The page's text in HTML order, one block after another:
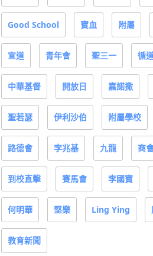
Good School 寶血 附屬
宣道 青年會 聖三一 循
中華基督 開放日 嘉諾撒
聖若瑟 伊利沙伯 附屬學校
路德會 李兆基 九龍 商
到校直擊 賽馬會 李國寶
何明華 堅樂 Ling Ying
教育新聞